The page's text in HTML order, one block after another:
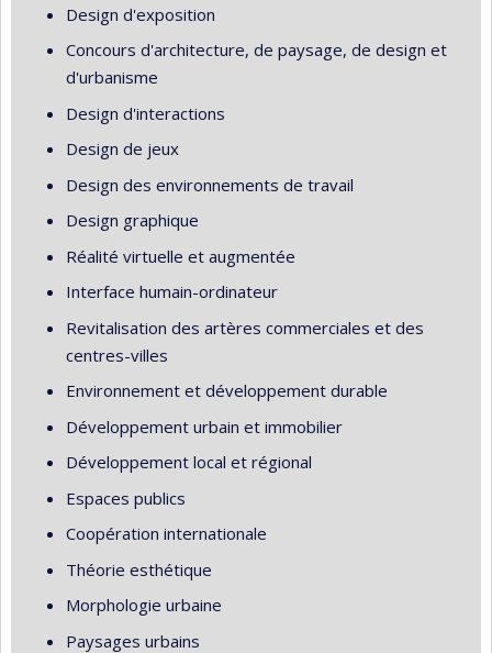
Design d'exposition
Concours d'architecture, de paysage, de design et
d'urbanisme
Design d'interactions
Design de jeux
Design des environnements de travail
Design graphique
Réalité virtuelle et augmentée
Interface humain-ordinateur
Revitalisation des artères commerciales et des
centres-villes
Environnement et développement durable
Développement urbain et immobilier
Développement local et régional
Espaces publics
Coopération internationale
Théorie esthétique
Morphologie urbaine
Paysages urbains